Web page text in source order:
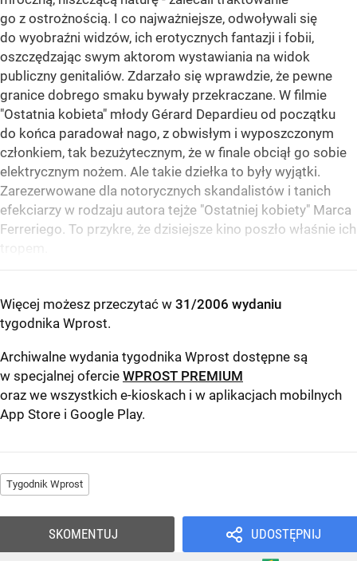
go z ostrożnością. I co najważniejsze, odwoływali się
do wyobraźni widzów, ich erotycznych fantazji i fobii,
oszczędzając swym aktorom wystawiania na widok
publiczny genitaliów. Zdarzało się wprawdzie, że pewne
granice dobrego smaku bywały przekraczane. W filmie
"Ostatnia kobieta" młody Gérard Depardieu od początku
do końca paradował nago, z obwisłym i wyposzczonym
członkiem, tak bezużytecznym, że w finale obciął go sobie
elektrycznym nożem. Ale takie dziełka to były wyjątki.
Zarezerwowane dla notorycznych skandalistów i tanich
efekciarzy w rodzaju autora tejże "Ostatniej kobiety" Marca
Ferreriego. To przykre, że dzisiejsze kino poszło właśnie ich
tropem.
Więcej możesz przeczytać w 31/2006 wydaniu
tygodnika Wprost.
Archiwalne wydania tygodnika Wprost dostępne są
w specjalnej ofercie WPROST PREMIUM
oraz we wszystkich e-kioskach i w aplikacjach mobilnych
App Store i Google Play.
Tygodnik Wprost
UDOSTĘPNIJ
SKOMENTUJ